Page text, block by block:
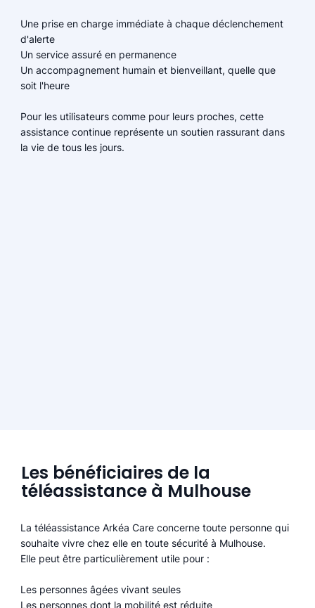
Une prise en charge immédiate à chaque déclenchement
d'alerte
Un service assuré en permanence
Un accompagnement humain et bienveillant, quelle que
soit l'heure
Pour les utilisateurs comme pour leurs proches, cette
assistance continue représente un soutien rassurant dans
la vie de tous les jours.
Les bénéficiaires de la
téléassistance à Mulhouse
La téléassistance Arkéa Care concerne toute personne qui
souhaite vivre chez elle en toute sécurité à Mulhouse.
Elle peut être particulièrement utile pour :
Les personnes âgées vivant seules
Les personnes dont la mobilité est réduite